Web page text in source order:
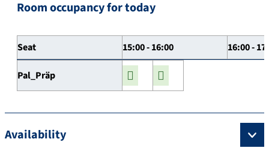
Room occupancy for today
Seat 15:00 - 16:00 16:00 -
Pal_Präp
Availability